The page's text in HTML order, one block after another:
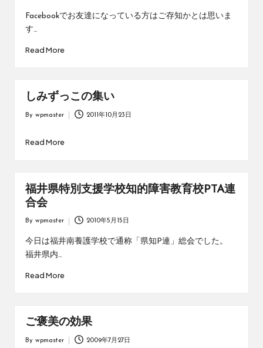
byFacebookでお友達になっている方はご存知かとは思いま
す…
Read More
しみずっこの集い
By wpmaster 2011年10月23日
Read More
福井県特別支援学校知的障害教育校PTA連
合会
by
By wpmaster 2010年5月15日
今日は福井南養護学校で通称「県知P連」総会でした。
福井県内…
Read More
ご褒美の効果
By wpmaster 2009年7月27日